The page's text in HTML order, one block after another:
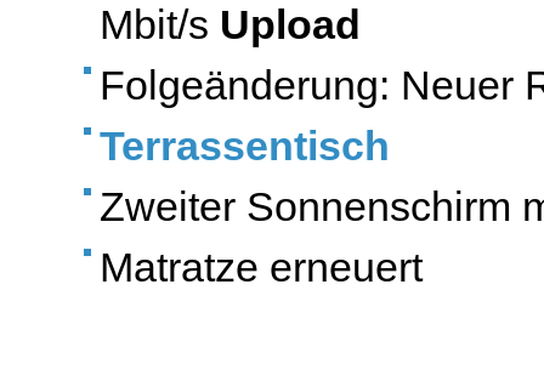
Mbit/s Upload
Folgeänderung: Neuer
Terrassentisch
Zweiter Sonnenschirm
Matratze erneuert